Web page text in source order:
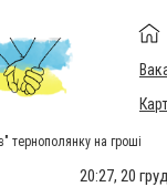
тернополянку на гроші
20:27, 20